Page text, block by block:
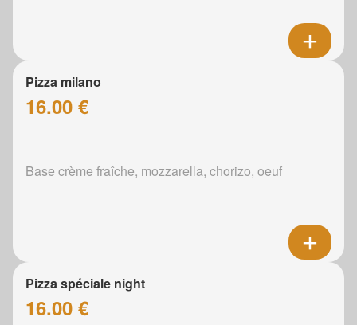
Pizza milano
16.00 €
Base crème fraîche, mozzarella, chorizo, oeuf
Pizza spéciale night
16.00 €